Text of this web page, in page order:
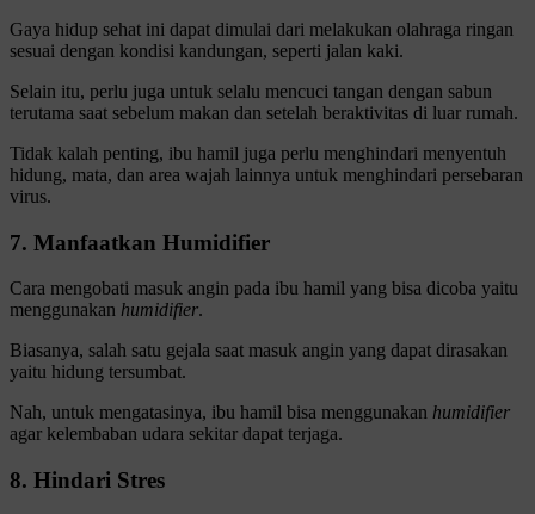
Gaya hidup sehat ini dapat dimulai dari melakukan olahraga ringan
sesuai dengan kondisi kandungan, seperti jalan kaki.
Selain itu, perlu juga untuk selalu mencuci tangan dengan sabun
terutama saat sebelum makan dan setelah beraktivitas di luar rumah.
Tidak kalah penting, ibu hamil juga perlu menghindari menyentuh
hidung, mata, dan area wajah lainnya untuk menghindari persebaran
virus.
7. Manfaatkan Humidifier
Cara mengobati masuk angin pada ibu hamil yang bisa dicoba yaitu
menggunakan humidifier.
Biasanya, salah satu gejala saat masuk angin yang dapat dirasakan
yaitu hidung tersumbat.
Nah, untuk mengatasinya, ibu hamil bisa menggunakan humidifier
agar kelembaban udara sekitar dapat terjaga.
8. Hindari Stres